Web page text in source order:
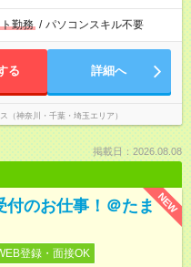
勤務 / パソコンスキル不要
る 詳細へ
（神奈川・千葉・埼玉エリア）
掲載日：2026.08.08
NEW
付のお仕事！＠たま
登録・面接OK